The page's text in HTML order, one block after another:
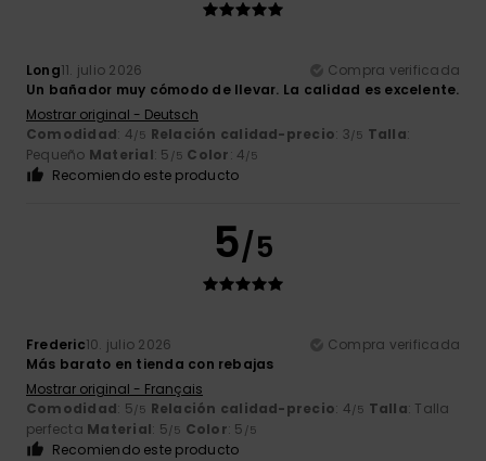
Long11. julio 2026
Compra verificada
Un bañador muy cómodo de llevar. La calidad es excelente.
Mostrar original - Deutsch
Comodidad: 4/5 Relación calidad-precio: 3/5 Talla:
Pequeño Material: 5 /5 Color: 4/5
Recomiendo este producto
5/5
Frederic10. julio 2026
Compra verificada
Más barato en tienda con rebajas
Mostrar original - Français
Comodidad: 5/5 Relación calidad-precio: 4/5 Talla: Talla
perfecta Material: 5/5 Color: 5 /5
Recomiendo este producto